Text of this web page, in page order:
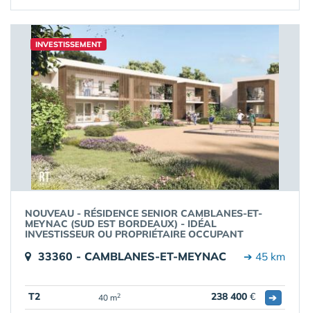
INVESTISSEMENT
NOUVEAU - RÉSIDENCE SENIOR CAMBLANES-ET-
MEYNAC (SUD EST BORDEAUX) - IDÉAL
INVESTISSEUR OU PROPRIÉTAIRE OCCUPANT
33360 - CAMBLANES-ET-MEYNAC ➔ 45 km
T2 40 m2 238 400 €
➔